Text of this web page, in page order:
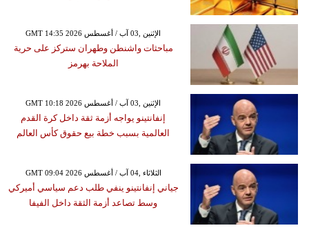
GMT 14:35 2026 الإثنين ,03 آب / أغسطس
مباحثات واشنطن وطهران ستركز على حرية
الملاحة بهرمز
GMT 10:18 2026 الإثنين ,03 آب / أغسطس
إنفانتينو يواجه أزمة ثقة داخل كرة القدم
العالمية بسبب خطة بيع حقوق كأس العالم
GMT 09:04 2026 الثلاثاء ,04 آب / أغسطس
جياني إنفانتينو ينفي طلب دعم سياسي أميركي
وسط تصاعد أزمة الثقة داخل الفيفا